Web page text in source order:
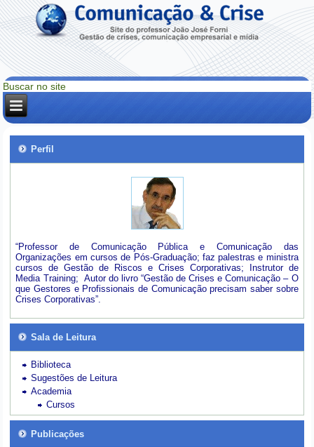
Perfil
“Professor de Comunicação Pública e Comunicação das
Organizações em cursos de Pós-Graduação; faz palestras e ministra
cursos de Gestão de Riscos e Crises Corporativas; Instrutor de
Media Training; Autor do livro “Gestão de Crises e Comunicação – O
que Gestores e Profissionais de Comunicação precisam saber sobre
Crises Corporativas”.
Sala de Leitura
Biblioteca
Sugestões de Leitura
Academia
Cursos
Publicações